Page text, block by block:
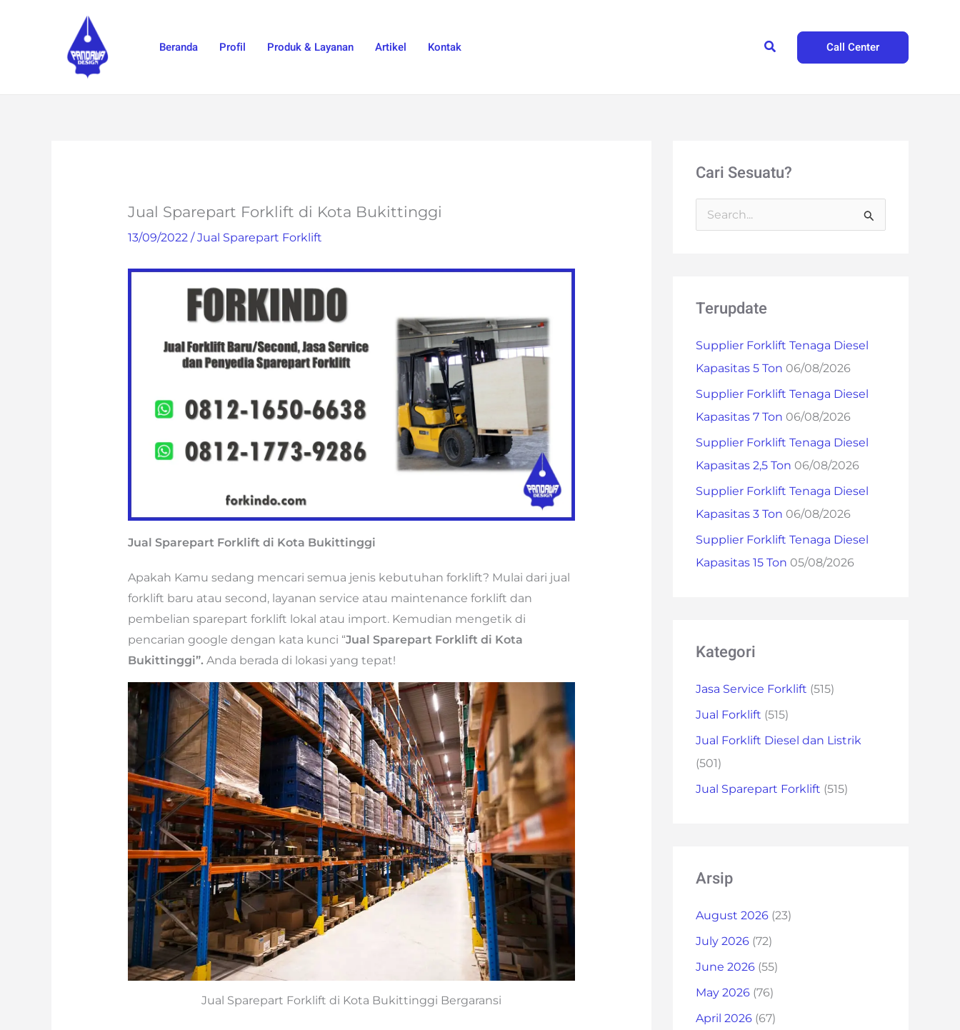
Beranda Profil Produk & Layanan Artikel Kontak Search Call Center
Jual Sparepart Forklift di Kota Bukittinggi
13/09/2022 /Jual Sparepart Forklift
Jual Sparepart Forklift di Kota Bukittinggi
Apakah Kamu sedang mencari semua jenis kebutuhan forklift? Mulai dari jual
forklift baru atau second, layanan service atau maintenance forklift dan
pembelian sparepart forklift lokal atau import. Kemudian mengetik di
pencarian google dengan kata kunci “Jual Sparepart Forklift di Kota
Bukittinggi”. Anda berada di lokasi yang tepat!
Jual Sparepart Forklift di Kota Bukittinggi Bergaransi
Cari Sesuatu?
r
:
Terupdate
Supplier Forklift Tenaga Diesel
Kapasitas 5 Ton 06/08/2026
Supplier Forklift Tenaga Diesel
Kapasitas 7 Ton 06/08/2026
Supplier Forklift Tenaga Diesel
Kapasitas 2,5 Ton 06/08/2026
Supplier Forklift Tenaga Diesel
Kapasitas 3 Ton 06/08/2026
Supplier Forklift Tenaga Diesel
Kapasitas 15 Ton 05/08/2026
Kategori
Jasa Service Forklift (515)
Jual Forklift (515)
Jual Forklift Diesel dan Listrik
(501)
Jual Sparepart Forklift (515)
Arsip
August 2026 (23)
July 2026 (72)
June 2026 (55)
May 2026 (76)
April 2026 (67)